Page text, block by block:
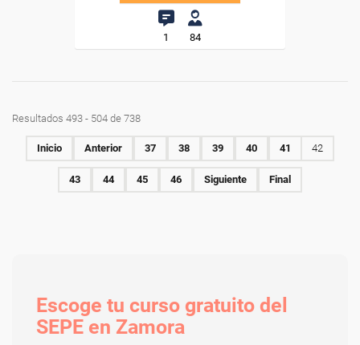
1 84
Resultados 493 - 504 de 738
Inicio Anterior 37 38 39 40 41 42
43 44 45 46 Siguiente Final
Escoge tu curso gratuito del
SEPE en Zamora